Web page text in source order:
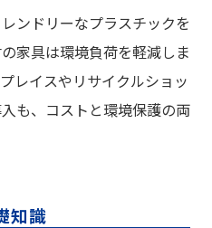
ンドリーなプラスチックを
家具は環境負荷を軽減しま
レイスやリサイクルショッ
も、コストと環境保護の両
知識